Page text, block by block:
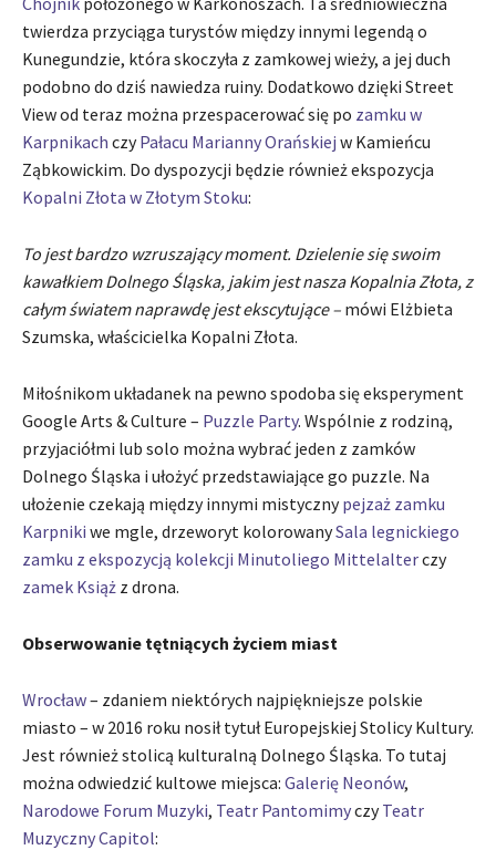
twierdza przyciąga turystów między innymi legendą o
Kunegundzie, która skoczyła z zamkowej wieży, a jej duch
podobno do dziś nawiedza ruiny. Dodatkowo dzięki Street
View od teraz można przespacerować się po zamku w
Karpnikach czyPałacu Marianny Orańskiej w Kamieńcu
Ząbkowickim. Do dyspozycji będzie również ekspozycja
Kopalni Złota w Złotym Stoku:
To jest bardzo wzruszający moment. Dzielenie się swoim
kawałkiem Dolnego Śląska, jakim jest nasza Kopalnia Złota, z
całym światem naprawdę jest ekscytujące – mówi Elżbieta
Szumska, właścicielka Kopalni Złota.
Miłośnikom układanek na pewno spodoba się eksperyment
Google Arts & Culture – Puzzle Party. Wspólnie z rodziną,
przyjaciółmi lub solo można wybrać jeden z zamków
Dolnego Śląska i ułożyć przedstawiające go puzzle. Na
ułożenie czekają między innymi mistycznypejzaż zamku
Karpniki we mgle, drzeworyt kolorowanySala legnickiego
zamku z ekspozycją kolekcji Minutoliego Mittelalterczy
zamek Książ z drona.
Obserwowanie tętniących życiem miast
Wrocław– zdaniem niektórych najpiękniejsze polskie
miasto – w 2016 roku nosił tytuł Europejskiej Stolicy Kultury.
Jest również stolicą kulturalną Dolnego Śląska. To tutaj
można odwiedzić kultowe miejsca: Galerię Neonów,
Narodowe Forum Muzyki, Teatr PantomimyczyTeatr
Muzyczny Capitol: